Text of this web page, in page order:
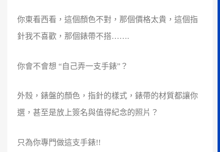
你東看西看，這個顏色不對，那個價格太貴，這個指
針我不喜歡，那個錶帶不搭…….
你會不會想 “自己弄一支手錶”？
外殼，錶盤的顏色，指針的樣式，錶帶的材質都讓你
選，甚至是放上簽名與值得紀念的照片？
只為你專門做這支手錶!!